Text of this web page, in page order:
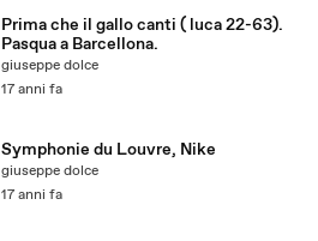
Prima che il gallo canti ( luca 22-63).
Pasqua a Barcellona.
giuseppe dolce
17 anni fa
Symphonie du Louvre, Nike
giuseppe dolce
17 anni fa